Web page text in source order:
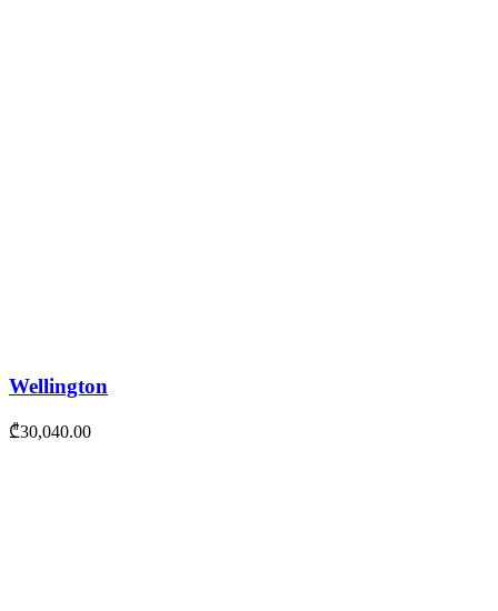
Wellington
₾30,040.00